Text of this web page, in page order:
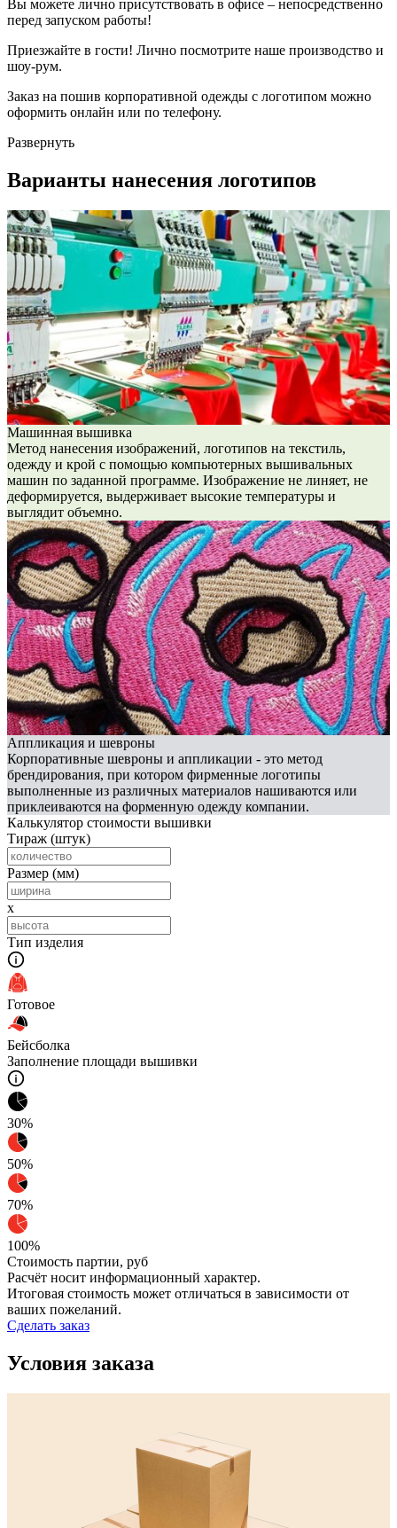
Вы можете лично присутствовать в офисе – непосредственно
перед запуском работы!
Приезжайте в гости! Лично посмотрите наше производство и
шоу-рум.
Заказ на пошив корпоративной одежды с логотипом можно
оформить онлайн или по телефону.
Развернуть
Варианты нанесения логотипов
Машинная вышивка
Метод нанесения изображений, логотипов на текстиль,
одежду и крой с помощью компьютерных вышивальных
машин по заданной программе. Изображение не линяет, не
деформируется, выдерживает высокие температуры и
выглядит объемно.
Аппликация и шевроны
Корпоративные шевроны и аппликации - это метод
брендирования, при котором фирменные логотипы
выполненные из различных материалов нашиваются или
приклеиваются на форменную одежду компании.
Калькулятор стоимости вышивки
Тираж (штук)
Размер (мм)
x
Тип изделия
Готовое
Бейсболка
Заполнение площади вышивки
30%
50%
70%
100%
Стоимость партии, руб
Расчёт носит информационный характер.
Итоговая стоимость может отличаться в зависимости от
ваших пожеланий.
Сделать заказ
Условия заказа